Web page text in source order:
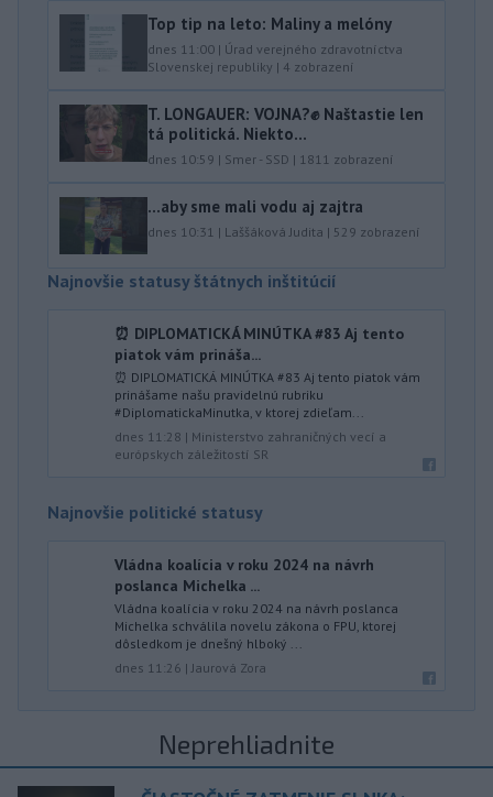
Top tip na leto: Maliny a melóny
dnes 11:00 | Úrad verejného zdravotníctva
Slovenskej republiky | 4 zobrazení
T. LONGAUER: VOJNA?✊ Naštastie len
tá politická. Niekto...
dnes 10:59 | Smer - SSD | 1811 zobrazení
...aby sme mali vodu aj zajtra
dnes 10:31 | Laššáková Judita | 529 zobrazení
Najnovšie statusy štátnych inštitúcií
⏰ DIPLOMATICKÁ MINÚTKA #83 Aj tento
piatok vám prináša...
⏰ DIPLOMATICKÁ MINÚTKA #83 Aj tento piatok vám
prinášame našu pravidelnú rubriku
#DiplomatickaMinutka, v ktorej zdieľam...
dnes 11:28 | Ministerstvo zahraničných vecí a
európskych záležitostí SR
Najnovšie politické statusy
Vládna koalícia v roku 2024 na návrh
poslanca Michelka ...
Vládna koalícia v roku 2024 na návrh poslanca
Michelka schválila novelu zákona o FPU, ktorej
dôsledkom je dnešný hlboký ...
dnes 11:26 |Jaurová Zora
Neprehliadnite